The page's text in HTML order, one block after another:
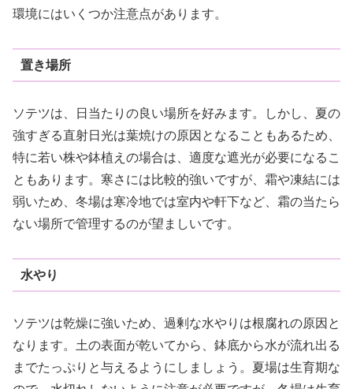
環境にはいくつか注意点があります。
置き場所
ソテツは、日当たりの良い場所を好みます。しかし、夏の
強すぎる直射日光は葉焼けの原因となることもあるため、
特に若い株や鉢植えの場合は、適度な遮光が必要になるこ
ともあります。寒さには比較的強いですが、霜や凍結には
弱いため、冬場は寒冷地では室内や軒下など、霜の当たら
ない場所で管理するのが望ましいです。
水やり
ソテツは乾燥に強いため、過剰な水やりは根腐れの原因と
なります。土の表面が乾いてから、鉢底から水が流れ出る
までたっぷりと与えるようにしましょう。夏場は生育期な